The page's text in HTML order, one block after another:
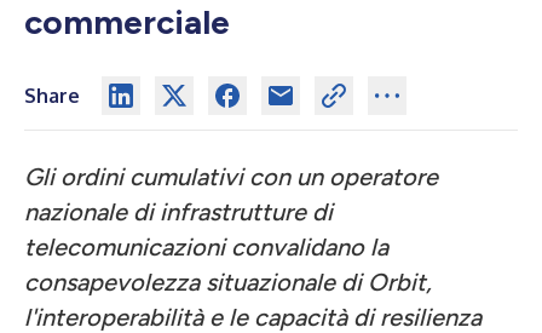
commerciale
Share
Gli ordini cumulativi con un operatore
nazionale di infrastrutture di
telecomunicazioni convalidano la
consapevolezza situazionale di Orbit,
l'interoperabilità e le capacità di resilienza